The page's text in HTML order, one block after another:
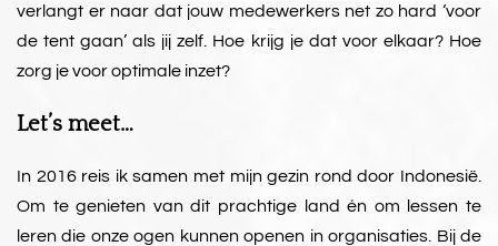
verlangt er naar dat jouw medewerkers net zo hard ‘voor
de tent gaan’ als jij zelf. Hoe krijg je dat voor elkaar? Hoe
zorg je voor optimale inzet?
Let’s meet…
In 2016 reis ik samen met mijn gezin rond door Indonesië.
Om te genieten van dit prachtige land én om lessen te
leren die onze ogen kunnen openen in organisaties. Bij de